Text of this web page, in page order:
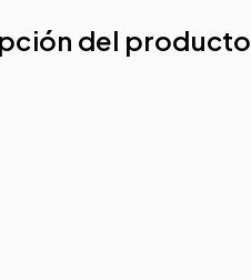
del producto